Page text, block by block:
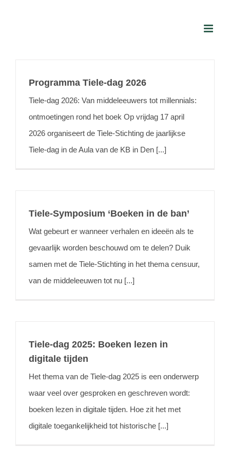
Programma Tiele-dag 2026
Tiele-dag 2026: Van middeleeuwers tot millennials:
ontmoetingen rond het boek Op vrijdag 17 april
2026 organiseert de Tiele-Stichting de jaarlijkse
Tiele-dag in de Aula van de KB in Den [...]
Tiele-Symposium ‘Boeken in de ban’
Wat gebeurt er wanneer verhalen en ideeën als te
gevaarlijk worden beschouwd om te delen? Duik
samen met de Tiele-Stichting in het thema censuur,
van de middeleeuwen tot nu [...]
Tiele-dag 2025: Boeken lezen in
digitale tijden
Het thema van de Tiele-dag 2025 is een onderwerp
waar veel over gesproken en geschreven wordt:
boeken lezen in digitale tijden. Hoe zit het met
digitale toegankelijkheid tot historische [...]